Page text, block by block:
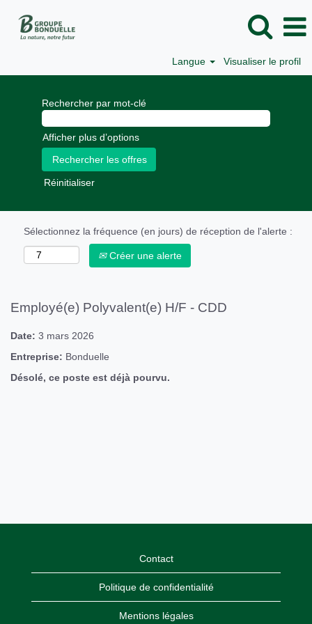
Langue Visualiser le profil
Rechercher par mot-clé
Afficher plus d’options
Réinitialiser
Sélectionnez la fréquence (en jours) de réception de l'alerte :
Créer une alerte
Employé(e) Polyvalent(e) H/F - CDD
Date: 3 mars 2026
Entreprise: Bonduelle
Désolé, ce poste est déjà pourvu.
Contact
Politique de confidentialité
Mentions légales